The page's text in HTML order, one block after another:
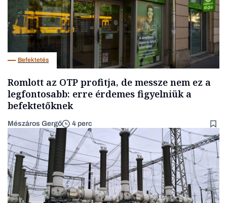
Befektetés
Romlott az OTP profitja, de messze nem ez a
legfontosabb: erre érdemes figyelniük a
befektetőknek
Mészáros Gergő 4 perc